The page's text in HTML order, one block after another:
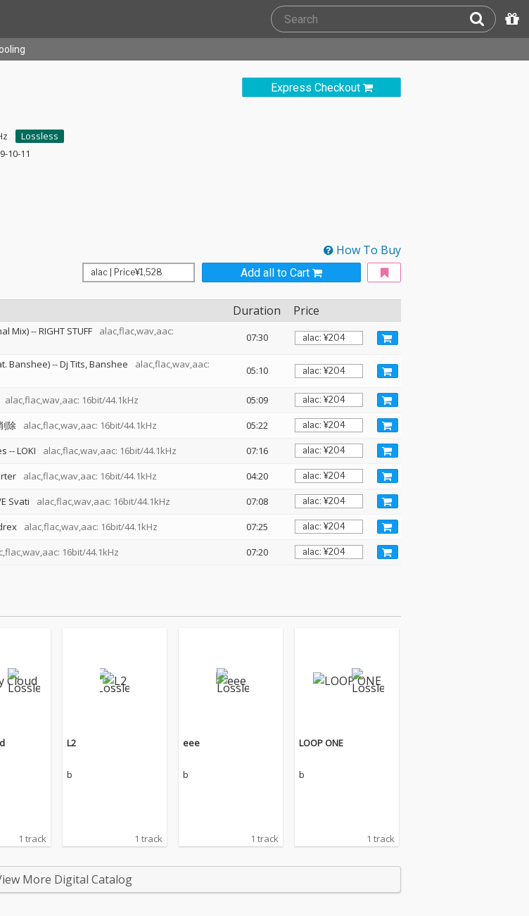
Express Checkout
Lossless
10-11
How To Buy
Add all to Cart
Duration Price
Mix)--RIGHT STUFF
alac,flac,wav,aac:
07:30
Banshee)--Dj Tits Banshee
alac,flac,wav,aac:
05:10
alac,flac,wav,aac: 16bit/44.1kHz
05:09
除 alac,flac,wav,aac: 16bit/44.1kHz
05:22
--LOKI alac,flac,wav,aac: 16bit/44.1kHz
07:16
alac,flac,wav,aac: 16bit/44.1kHz
04:20
Svati alac,flac,wav,aac: 16bit/44.1kHz
07:08
alac,flac,wav,aac: 16bit/44.1kHz
07:25
16bit/44.1kHz 07:20
1 track
L2
b
1 track
eee
b
1 track
LOOP ONE
b
1 track
More Digital Catalog